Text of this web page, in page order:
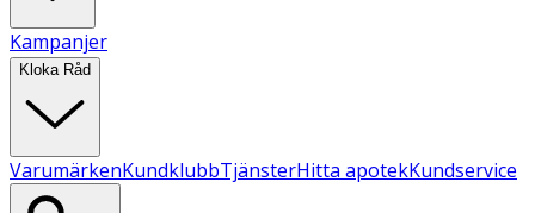
Kampanjer
Kloka Råd
VarumärkenKundklubbTjänsterHitta apotekKundservice